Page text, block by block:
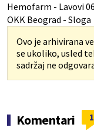
Hemofarm - Lavovi
OKK Beograd - Sloga
Ovo je arhivirana
se ukoliko, usled
sadržaj ne
Komentari 1